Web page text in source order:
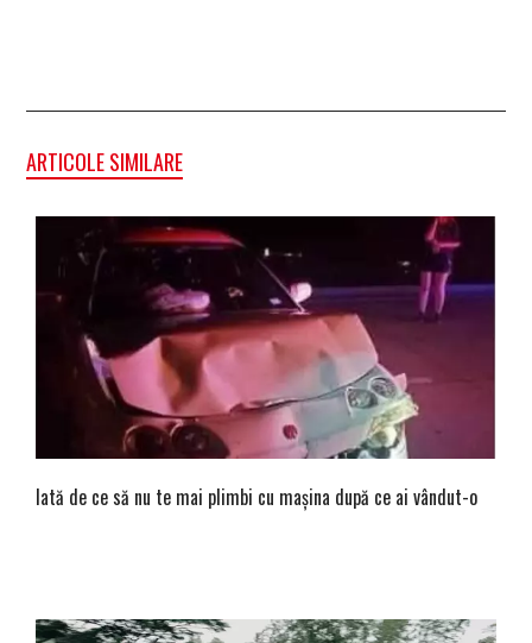
ARTICOLE SIMILARE
Iată de ce să nu te mai plimbi cu mașina după ce ai vândut-o